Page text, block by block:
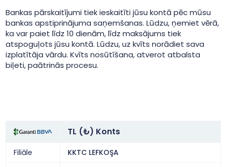
Bankas pārskaitījumi tiek ieskaitīti jūsu kontā pēc mūsu
bankas apstiprinājuma saņemšanas. Lūdzu, ņemiet vērā,
ka var paiet līdz 10 dienām, līdz maksājums tiek
atspoguļots jūsu kontā. Lūdzu, uz kvīts norādiet sava
izplatītāja vārdu. Kvīts nosūtīšana, atverot atbalsta
biļeti, paātrinās procesu.
TL (₺) Konts
Filiāle
KKTC LEFKOŞA